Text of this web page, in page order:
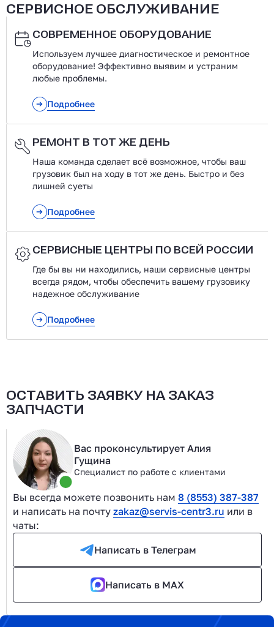
СЕРВИСНОЕ ОБСЛУЖИВАНИЕ
СОВРЕМЕННОЕ ОБОРУДОВАНИЕ
Используем лучшее диагностическое и ремонтное
оборудование! Эффективно выявим и устраним
любые проблемы.
Подробнее
РЕМОНТ В ТОТ ЖЕ ДЕНЬ
Наша команда сделает всё возможное, чтобы ваш
грузовик был на ходу в тот же день. Быстро и без
лишней суеты
Подробнее
СЕРВИСНЫЕ ЦЕНТРЫ ПО ВСЕЙ РОССИИ
Где бы вы ни находились, наши сервисные центры
всегда рядом, чтобы обеспечить вашему грузовику
надежное обслуживание
Подробнее
ОСТАВИТЬ ЗАЯВКУ НА ЗАКАЗ
ЗАПЧАСТИ
Вас проконсультирует Алия
Гущина
Специалист по работе с клиентами
Вы всегда можете позвонить нам 8 (8553) 387-387
и написать на почту zakaz@servis-centr3.ru или в
чаты:
Написать в Телеграм
Написать в MAX